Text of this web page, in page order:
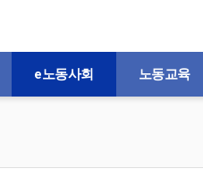
e노동사회 노동교육